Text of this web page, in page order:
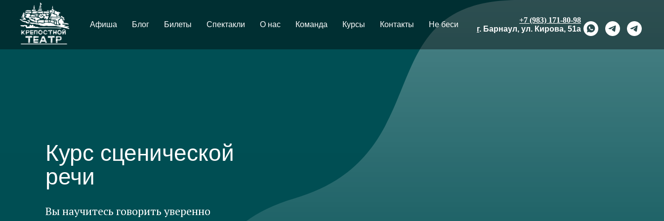
Афиша Блог Билеты Спектакли О нас Команда Курсы Контакты Не беси
+7 (983) 171-80-98
г. Барнаул, ул. Кирова, 51а
Курс сценической
речи
Вы научитесь говорить уверенно